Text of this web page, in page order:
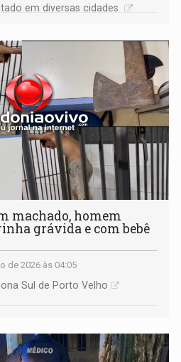
em diversas cidades
machado, homem
grávida e com bebê
de 2026 às 04:05
Sul de Porto Velho